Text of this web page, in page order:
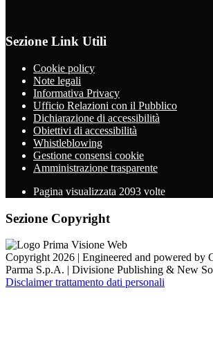
Sezione Link Utili
Cookie policy
Note legali
Informativa Privacy
Ufficio Relazioni con il Pubblico
Dichiarazione di accessibilità
Obiettivi di accessibilità
Whistleblowing
Gestione consensi cookie
Amministrazione trasparente
Pagina visualizzata 2093 volte
Sezione Copyright
Copyright 2026 | Engineered and powered by
Parma S.p.A. | Divisione Publishing & New
Disclaimer trattamento dati personali